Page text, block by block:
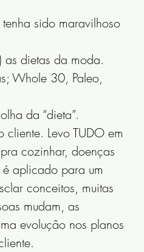
sido maravilhoso
as dietas da moda.
Whole 30, Paleo,
da “dieta”.
Levo TUDO em
cozinhar, doenças
é aplicado para um
conceitos, muitas
mudam, as
evolução nos planos